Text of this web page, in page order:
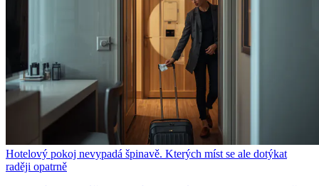
Hotelový pokoj nevypadá špinavě. Kterých míst se ale dotýkat
raději opatrně